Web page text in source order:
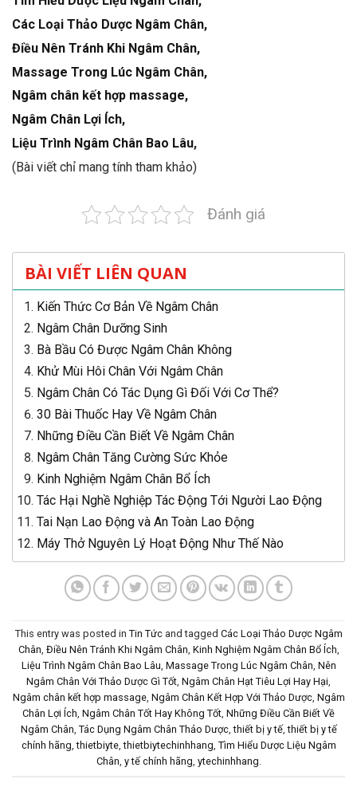
Các Loại Thảo Dược Ngâm Chân,
Điều Nên Tránh Khi Ngâm Chân,
Massage Trong Lúc Ngâm Chân,
Ngâm chân kết hợp massage,
Ngâm Chân Lợi Ích,
Liệu Trình Ngâm Chân Bao Lâu,
(Bài viết chỉ mang tính tham khảo)
Đánh giá
BÀI VIẾT LIÊN QUAN
Kiến Thức Cơ Bản Về Ngâm Chân
Ngâm Chân Dưỡng Sinh
Bà Bầu Có Được Ngâm Chân Không
Khử Mùi Hôi Chân Với Ngâm Chân
Ngâm Chân Có Tác Dụng Gì Đối Với Cơ Thể?
30 Bài Thuốc Hay Về Ngâm Chân
Những Điều Cần Biết Về Ngâm Chân
Ngâm Chân Tăng Cường Sức Khỏe
Kinh Nghiệm Ngâm Chân Bổ Ích
Tác Hại Nghề Nghiệp Tác Động Tới Người Lao Động
Tai Nạn Lao Động và An Toàn Lao Động
Máy Thở Nguyên Lý Hoạt Động Như Thế Nào
This entry was posted in Tin Tứcand tagged Các Loại Thảo Dược Ngâm
Chân, Điều Nên Tránh Khi Ngâm Chân, Kinh Nghiệm Ngâm Chân Bổ Ích,
Liệu Trình Ngâm Chân Bao Lâu, Massage Trong Lúc Ngâm Chân, Nên
Ngâm Chân Với Thảo Dược Gì Tốt, Ngâm Chân Hạt Tiêu Lợi Hay Hại,
Ngâm chân kết hợp massage, Ngâm Chân Kết Hợp Với Thảo Dược, Ngâm
Chân Lợi Ích, Ngâm Chân Tốt Hay Không Tốt, Những Điều Cần Biết Về
Ngâm Chân, Tác Dụng Ngâm Chân Thảo Dược,thiết bị y tế,thiết bị y tế
chính hãng,thietbiyte,thietbiytechinhhang, Tìm Hiểu Dược Liệu Ngâm
Chân, y tế chính hãng, ytechinhhang.